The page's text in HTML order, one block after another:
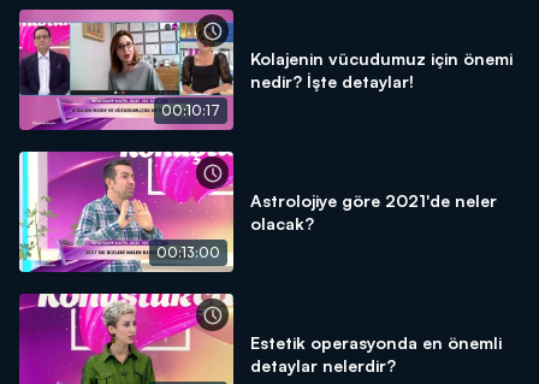
00:10:17
Kolajenin vücudumuz için önemi
nedir? İşte detaylar!
00:13:00
Astrolojiye göre 2021'de neler
olacak?
Estetik operasyonda en önemli
detaylar nelerdir?